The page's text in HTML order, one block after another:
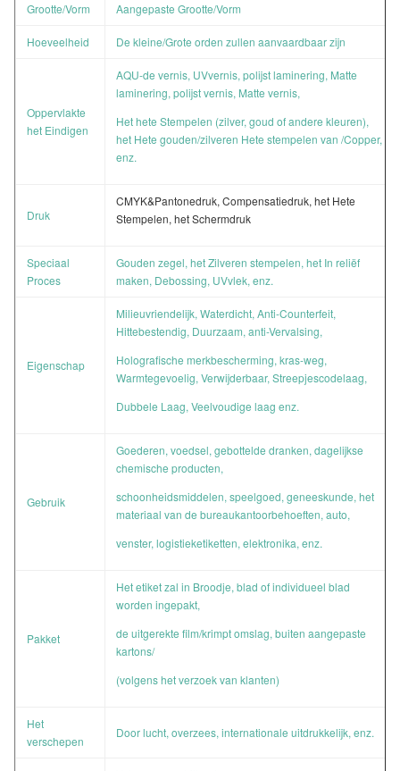
Grootte/Vorm Aangepaste Grootte/Vorm
Hoeveelheid De kleine/Grote orden zullen aanvaardbaar zijn
Oppervlakte
het Eindigen
AQU-de vernis, UVvernis, polijst laminering, Matte
laminering, polijst vernis, Matte vernis,
Het hete Stempelen (zilver, goud of andere kleuren),
het Hete gouden/zilveren Hete stempelen van /Copper,
enz.
Druk
CMYK&Pantonedruk, Compensatiedruk, het Hete
Stempelen, het Schermdruk
Speciaal
Proces
Gouden zegel, het Zilveren stempelen, het In reliëf
maken, Debossing, UVvlek, enz.
Eigenschap
Milieuvriendelijk, Waterdicht, Anti-Counterfeit,
Hittebestendig, Duurzaam, anti-Vervalsing,
Holografische merkbescherming, kras-weg,
Warmtegevoelig, Verwijderbaar, Streepjescodelaag,
Dubbele Laag, Veelvoudige laag enz.
Gebruik
Goederen, voedsel, gebottelde dranken, dagelijkse
chemische producten,
schoonheidsmiddelen, speelgoed, geneeskunde, het
materiaal van de bureaukantoorbehoeften, auto,
venster, logistieketiketten, elektronika, enz.
Pakket
Het etiket zal in Broodje, blad of individueel blad
worden ingepakt,
de uitgerekte film/krimpt omslag, buiten aangepaste
kartons/
(volgens het verzoek van klanten)
Het
verschepen
Door lucht, overzees, internationale uitdrukkelijk, enz.